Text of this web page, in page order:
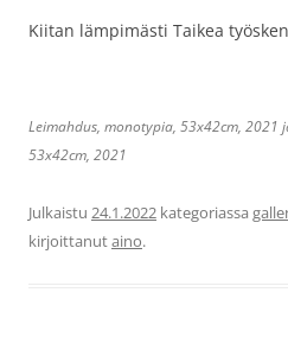
Kiitan lämpimästi Taikea
Leimahdus, monotypia, 53x42cm, 2021
53x42cm, 2021
Julkaistu 24.1.2022 kategoriassa
kirjoittanutaino.